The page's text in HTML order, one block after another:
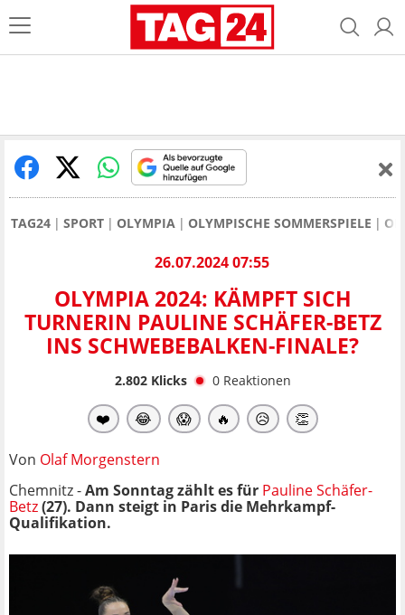
TAG24 SPORT OLYMPIA OLYMPISCHE SOMMERSPIELE
26.07.2024 07:55
OLYMPIA 2024: KÄMPFT SICH
TURNERIN PAULINE SCHÄFER-BETZ
INS SCHWEBEBALKEN-FINALE?
2.802Klicks 0 Reaktionen
❤️ 😂 😱 🔥 😥 👏
Von Olaf Morgenstern
Chemnitz -Am Sonntag zählt es für Pauline Schäfer-
Betz(27). Dann steigt in Paris die Mehrkampf-
Qualifikation.